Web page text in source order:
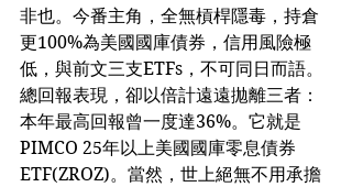
非也。今番主角，全無槓桿隱毒，持倉
更100%為美國國庫債券，信用風險極
低，與前文三支ETFs，不可同日而語。
總回報表現，卻以倍計遠遠拋離三者：
本年最高回報曾一度達36%。它就是
PIMCO 25年以上美國國庫零息債券
ETF(ZROZ)。當然，世上絕無不用承擔